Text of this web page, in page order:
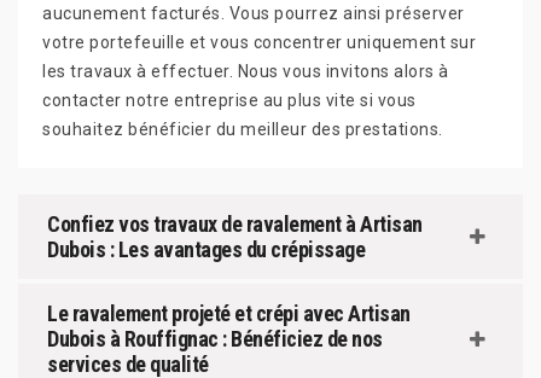
aucunement facturés. Vous pourrez ainsi préserver
votre portefeuille et vous concentrer uniquement sur
les travaux à effectuer. Nous vous invitons alors à
contacter notre entreprise au plus vite si vous
souhaitez bénéficier du meilleur des prestations.
Confiez vos travaux de ravalement à Artisan
Dubois : Les avantages du crépissage
Le ravalement projeté et crépi avec Artisan
Dubois à Rouffignac : Bénéficiez de nos
services de qualité